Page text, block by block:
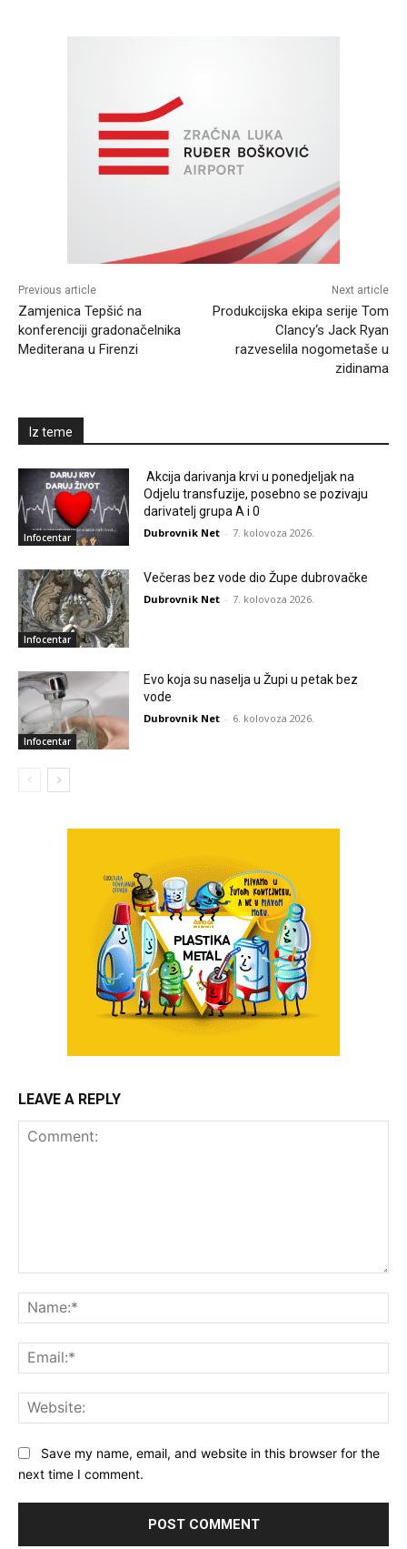
Previous article
Zamjenica Tepšić na
konferenciji gradonačelnika
Mediterana u Firenzi
Next article
Produkcijska ekipa serije Tom
Clancy‘s Jack Ryan
razveselila nogometaše u
zidinama
Iz teme
Infocentar
Akcija darivanja krvi u ponedjeljak na
Odjelu transfuzije, posebno se pozivaju
darivatelj grupa A i 0
Dubrovnik Net - 7. kolovoza 2026.
Infocentar
Večeras bez vode dio Župe dubrovačke
Dubrovnik Net - 7. kolovoza 2026.
Infocentar
Evo koja su naselja u Župi u petak bez
vode
Dubrovnik Net - 6. kolovoza 2026.
LEAVE A REPLY
Save my name, email, and website in this browser for the
next time I comment.